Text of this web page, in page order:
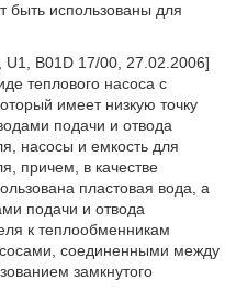
быть использованы для
U1, B01D 17/00, 27.02.2006]
теплового насоса с
имеет низкую точку
подачи и отвода
насосы и емкость для
причем, в качестве
пластовая вода, а
подачи и отвода
к теплообменникам
соединенными между
замкнутого